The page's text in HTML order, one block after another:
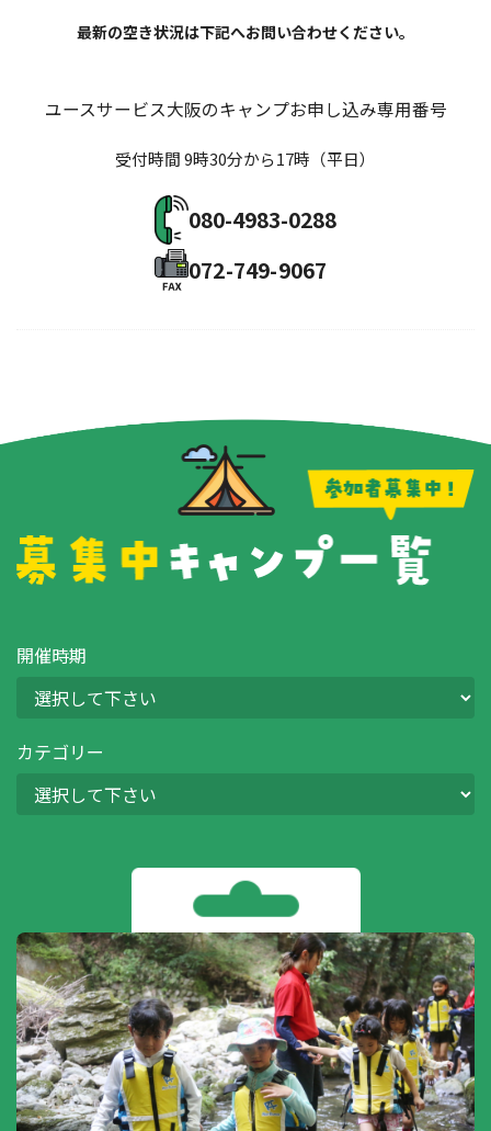
最新の空き状況は下記へお問い合わせください。
ユースサービス大阪のキャンプお申し込み専用番号
受付時間 9時30分から17時（平日）
080-4983-0288
072-749-9067
開催時期
カテゴリー